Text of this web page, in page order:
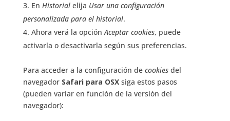
En Historialelija Usar una configuración
personalizada para el historial.
Ahora verá la opciónAceptar cookies, puede
activarla o desactivarla según sus preferencias.
Para acceder a la configuración de cookiesdel
navegador Safari para OSXsiga estos pasos
(pueden variar en función de la versión del
navegador):